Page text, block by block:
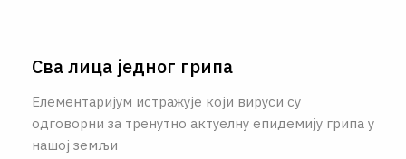
Сва лица једног грипа
Елементаријум истражује који вируси су
одговорни за тренутно актуелну епидемију грипа у
нашој земљи